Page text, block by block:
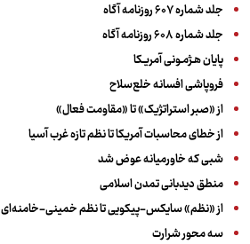
جلد شماره ۶۰۷ روزنامه آگاه
جلد شماره ۶۰۸ روزنامه آگاه
پایان هـژمـونی آمریـکا
فروپاشی افسانه خلع‌سلاح
از «صبر استراتژیک» تا «مقاومت فعال»
از خطای محاسبات آمریکا تا نظم تازه غرب آسیا
شبی که خاورمیانه عوض شد
منطق دیدبانی تمدن اسلامی
از «نظم» سایکس-پیکویی تا نظم خمینی-خامنه‌ای
سه‌ محور شرارت